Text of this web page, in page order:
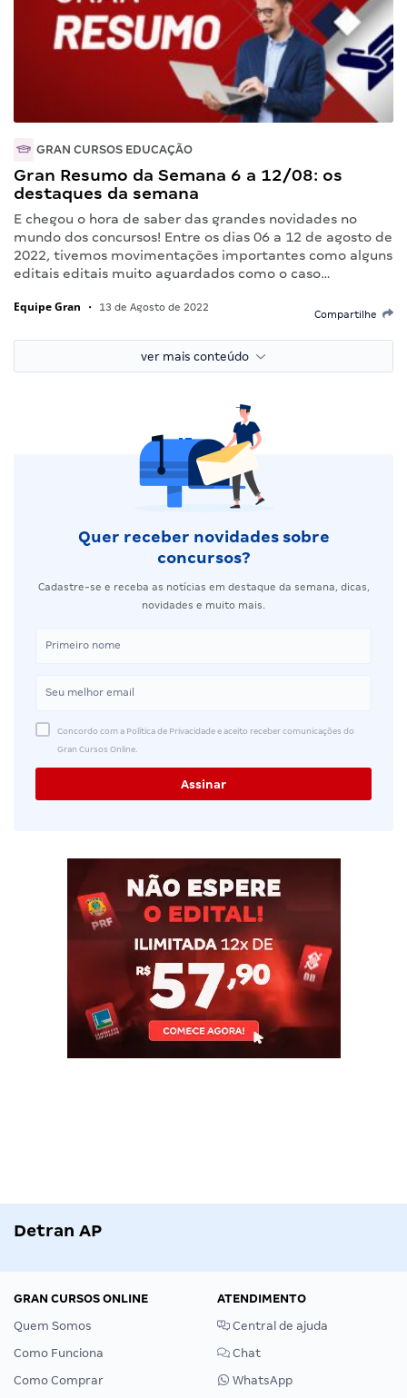
GRAN CURSOS EDUCAÇÃO
Gran Resumo da Semana 6 a 12/08: os
destaques da semana
E chegou o hora de saber das grandes novidades no
mundo dos concursos! Entre os dias 06 a 12 de agosto de
2022, tivemos movimentações importantes como alguns
editais editais muito aguardados como o caso…
Equipe Gran • 13 de Agosto de 2022
Compartilhe
ver mais conteúdo
Quer receber novidades sobre
concursos?
Cadastre-se e receba as notícias em destaque da semana, dicas,
novidades e muito mais.
Concordo com a Política de Privacidade e aceito receber comunicações do
Gran Cursos Online.
Detran AP
GRAN CURSOS ONLINE
Quem Somos
Como Funciona
Como Comprar
ATENDIMENTO
Central de ajuda
Chat
WhatsApp